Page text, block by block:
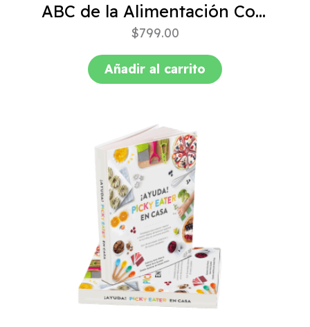
ABC de la Alimentación Complementaria 4ta edición
$799.00
Añadir al carrito